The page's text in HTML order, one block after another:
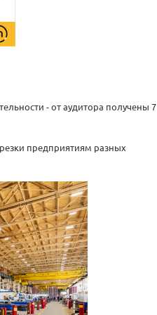
- от аудитора получены 7
предприятиям разных